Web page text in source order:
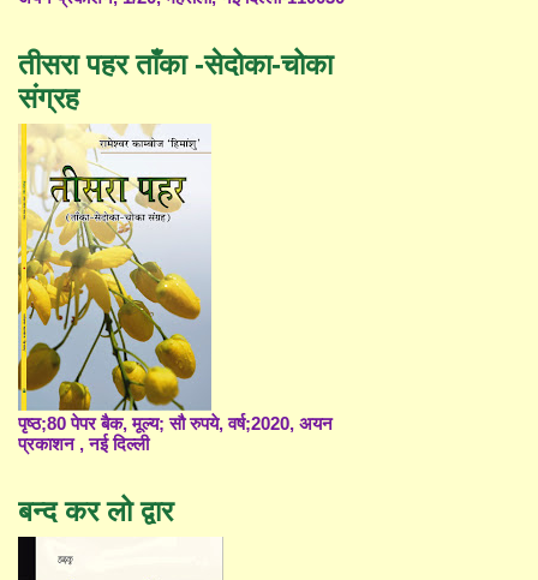
तीसरा पहर ताँका -सेदोका-चोका
संग्रह
पृष्ठ;80 पेपर बैक, मूल्य; सौ रुपये, वर्ष;2020, अयन
प्रकाशन , नई दिल्ली
बन्द कर लो द्वार